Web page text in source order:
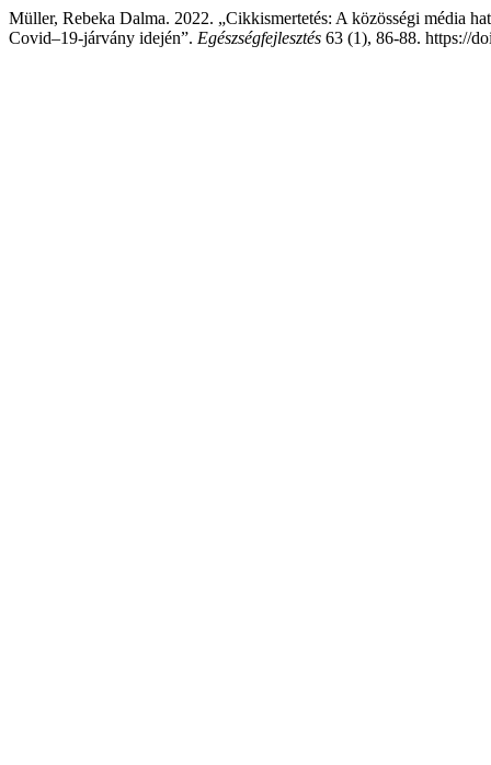
Müller, Rebeka Dalma. 2022. „Cikkismertetés: A közösségi média
Covid–19-járvány idején”. Egészségfejlesztés 63 (1), 86-88. https://